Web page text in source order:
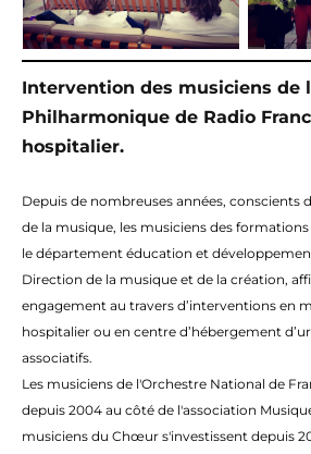
Intervention des musiciens de
Philharmonique de Radio
hospitalier.
Depuis de nombreuses années, conscients
de la musique, les musiciens des
le département éducation et
Direction de la musique et de la création,
engagement au travers d’interventions en
hospitalier ou en centre d’hébergement
associatifs.
Les musiciens de l'Orchestre National de
depuis 2004 au côté de l'association
musiciens du Chœur s'investissent depuis